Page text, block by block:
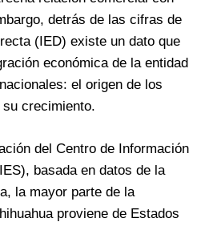
detrás de las cifras de
(IED) existe un dato que
económica de la entidad
el origen de los
crecimiento.
del Centro de Información
basada en datos de la
la mayor parte de la
proviene de Estados